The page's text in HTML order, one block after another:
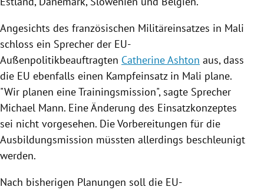
Angesichts des französischen Militäreinsatzes in Mali
schloss ein Sprecher der EU-
Außenpolitikbeauftragten Catherine Ashton aus, dass
die EU ebenfalls einen Kampfeinsatz in Mali plane.
"Wir planen eine Trainingsmission", sagte Sprecher
Michael Mann. Eine Änderung des Einsatzkonzeptes
sei nicht vorgesehen. Die Vorbereitungen für die
Ausbildungsmission müssten allerdings beschleunigt
werden.
Nach bisherigen Planungen soll die EU-